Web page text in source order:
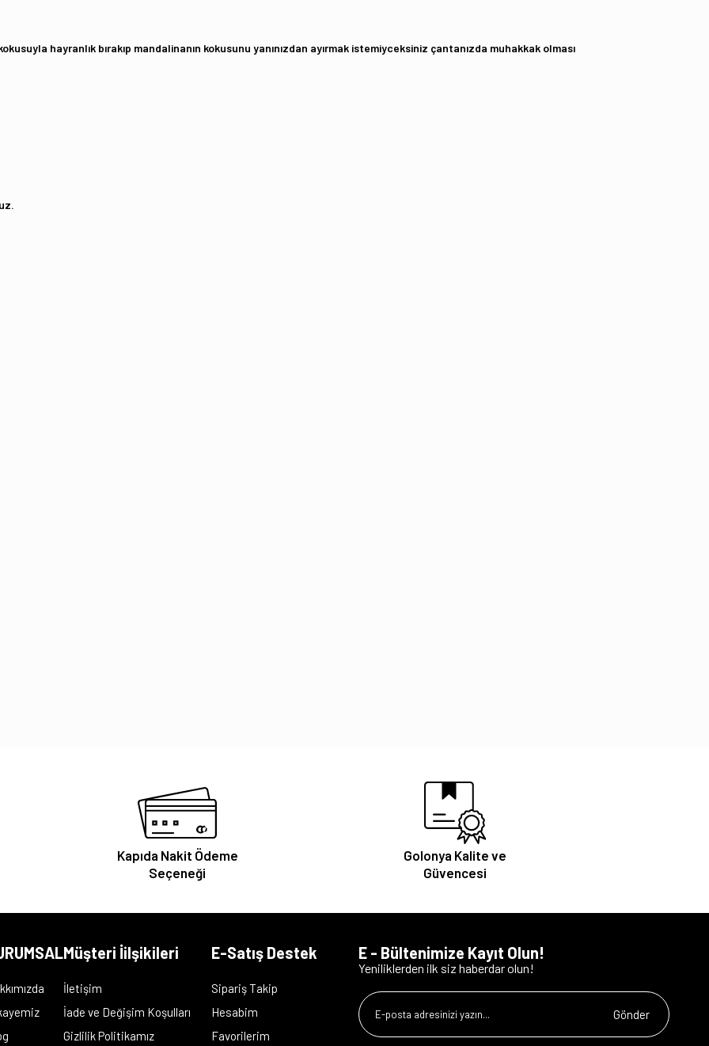
hayranlık bırakıp mandalinanın kokusunu yanınızdan ayırmak istemiyceksiniz çantanızda muhakkak olması
Kapıda Nakit Ödeme
Seçeneği
Golonya Kalite ve
Güvencesi
Müşteri İilşikileri
İletişim
İade ve Değişim Koşulları
Gizlilik Politikamız
E-Satış Destek
Sipariş Takip
Hesabim
Favorilerim
E - Bültenimize Kayıt Olun!
Yeniliklerden ilk siz haberdar olun!
Gönder